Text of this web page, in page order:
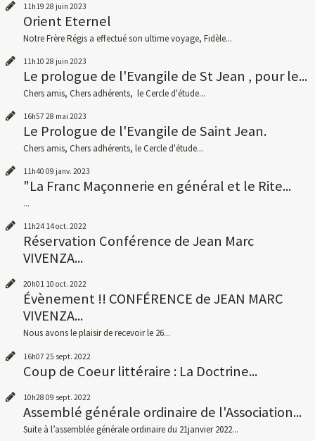
11h19 28 juin 2023
Orient Eternel
Notre Frère Régis a effectué son ultime voyage, Fidèle...
11h10 28 juin 2023
Le prologue de l'Evangile de St Jean , pour le...
Chers amis, Chers adhérents, le Cercle d'étude...
16h57 28 mai 2023
Le Prologue de l'Evangile de Saint Jean.
Chers amis, Chers adhérents, le Cercle d'étude...
11h40 09 janv. 2023
"La Franc Maçonnerie en général et le Rite...
...
11h24 14oct. 2022
Réservation Conférence de Jean Marc
VIVENZA...
20h01 10 oct. 2022
Évènement !! CONFÉRENCE de JEAN MARC
VIVENZA...
Nous avons le plaisir de recevoir le 26...
16h07 25 sept. 2022
Coup de Coeur littéraire : La Doctrine...
10h28 09 sept. 2022
Assemblé générale ordinaire de l'Association...
Suite à l’assemblée générale ordinaire du 21janvier 2022...